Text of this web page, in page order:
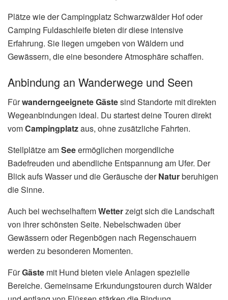
Plätze wie der Campingplatz Schwarzwälder Hof oder
Camping Fuldaschleife bieten dir diese intensive
Erfahrung. Sie liegen umgeben von Wäldern und
Gewässern, die eine besondere Atmosphäre schaffen.
Anbindung an Wanderwege und Seen
Fürwanderngeeignete Gästesind Standorte mit direkten
Wegeanbindungen ideal. Du startest deine Touren direkt
vomCampingplatzaus, ohne zusätzliche Fahrten.
Stellplätze amSeeermöglichen morgendliche
Badefreuden und abendliche Entspannung am Ufer. Der
Blick aufs Wasser und die Geräusche derNaturberuhigen
die Sinne.
Auch bei wechselhaftemWetterzeigt sich die Landschaft
von ihrer schönsten Seite. Nebelschwaden über
Gewässern oder Regenbögen nach Regenschauern
werden zu besonderen Momenten.
FürGäste mit Hund bieten viele Anlagen spezielle
Bereiche. Gemeinsame Erkundungstouren durch Wälder